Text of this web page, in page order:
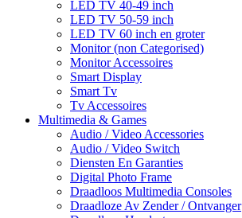
LED TV 40-49 inch
LED TV 50-59 inch
LED TV 60 inch en groter
Monitor (non Categorised)
Monitor Accessoires
Smart Display
Smart Tv
Tv Accessoires
Multimedia & Games
Audio / Video Accessories
Audio / Video Switch
Diensten En Garanties
Digital Photo Frame
Draadloos Multimedia Consoles
Draadloze Av Zender / Ontvanger